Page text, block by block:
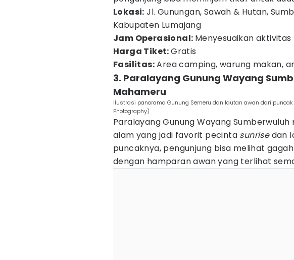
Lokasi: Jl. Gunungan, Sawah & Hutan,
Kabupaten Lumajang
Jam Operasional: Menyesuaikan
Harga Tiket:Gratis
Fasilitas:Area camping, warung makan,
3. Paralayang Gunung Wayang
Mahameru
Ilustrasi panorama Gunung Semeru dan lautan awan dari
Photography)
Paralayang Gunung Wayang
alam yang jadi favorit pecinta sunrisedan
puncaknya, pengunjung bisa melihat
dengan hamparan awan yang terlihat